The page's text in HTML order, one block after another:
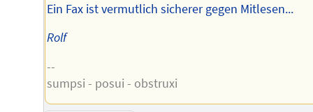
Ein Fax ist vermutlich sicherer gegen Mitlesen...
Rolf
--
sumpsi - posui - obstruxi